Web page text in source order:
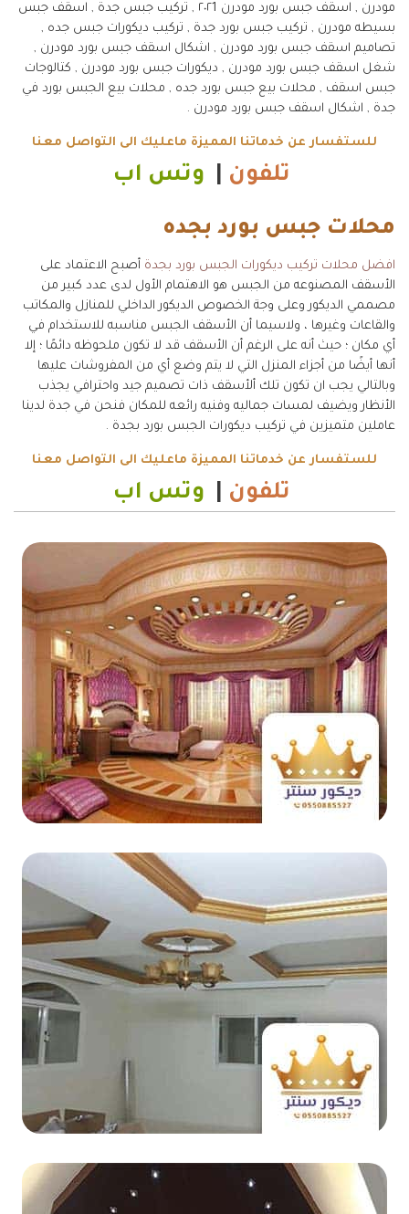
مودرن , اسقف جبس بورد مودرن ٢٠٢1 , تركيب جبس جدة , اسقف جبس
بسيطه مودرن , تركيب جبس بورد جدة , تركيب ديكورات جبس جده ,
تصاميم اسقف جبس بورد مودرن , اشكال اسقف جبس بورد مودرن ,
شغل اسقف جبس بورد مودرن , ديكورات جبس بورد مودرن , كتالوجات
جبس اسقف , محلات بيع جبس بورد جده , محلات بيع الجبس بورد في
جدة , اشكال اسقف جبس بورد مودرن .
للستفسار عن خدماتنا المميزة ماعليك الى التواصل معنا
تلفون وتس اب
محلات جبس بورد بجده
افضل محلات تركيب ديكورات الجبس بورد بجدة أصبح الاعتماد على
الأسقف المصنوعه من الجبس هو الاهتمام الأول لدى عدد كبير من
مصممي الديكور وعلى وجة الخصوص الديكور الداخلي للمنازل والمكاتب
والقاعات وغيرها ، ولاسيما أن الأسقف الجبس مناسبه للاستخدام في
أي مكان ؛ حيث أنه على الرغم أن الأسقف قد لا تكون ملحوظه دائمًا ؛ إلا
أنها أيضًا من أجزاء المنزل التي لا يتم وضع أي من المفروشات عليها
وبالتالي يجب ان تكون تلك ألأسقف ذات تصميم جيد واحترافي يجذب
الأنظار ويضيف لمسات جماليه وفنيه رائعه للمكان فنحن في جدة لدينا
عاملين متميزين في تركيب ديكورات الجبس بورد بجدة .
للستفسار عن خدماتنا المميزة ماعليك الى التواصل معنا
تلفون وتس اب